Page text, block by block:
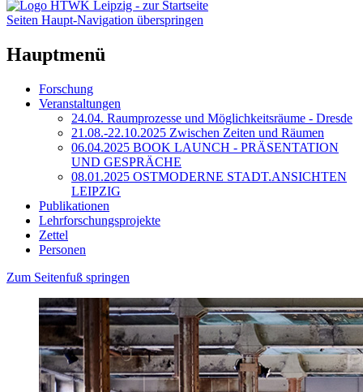
Seiten Haupt-Navigation überspringen
Hauptmenü
Forschung
Veranstaltungen
24.04. Raumprozesse und Möglichkeitsräume - Dresde
21.08.-22.10.2025 Zwischen Zeiten und Räumen
06.04.2025 BOOK LAUNCH - PRÄSENTATION
UND GESPRÄCHE
08.01.2025 OSTMODERNE STADT.ANSICHTEN
LEIPZIG
Publikationen
Lehrforschungsprojekte
Zettel
Personen
Zum Seitenfuß springen